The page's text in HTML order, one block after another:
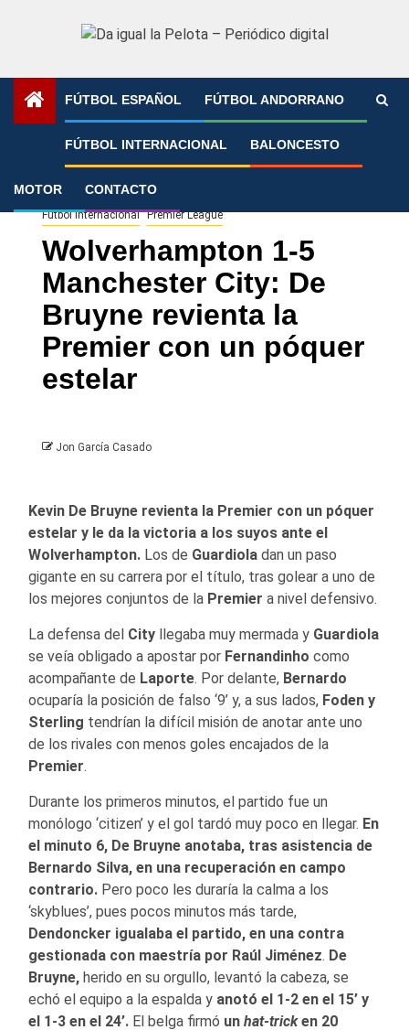
FÚTBOL ESPAÑOL FÚTBOL ANDORRANO
FÚTBOL INTERNACIONAL BALONCESTO
MOTOR CONTACTO
»
Fútbol Internacional Premier League
Wolverhampton 1-5
Manchester City: De
Bruyne revienta la
Premier con un póquer
estelar
Jon García Casado
Kevin De Bruyne revienta la Premier con un póquer
estelar y le da la victoria a los suyos ante el
Wolverhampton. Los de Guardiola dan un paso
gigante en su carrera por el título, tras golear a uno de
los mejores conjuntos de la Premier a nivel defensivo.
La defensa del City llegaba muy mermada y Guardiola
se veía obligado a apostar por Fernandinho como
acompañante de Laporte. Por delante, Bernardo
ocuparía la posición de falso ‘9’ y, a sus lados, Foden y
Sterling tendrían la difícil misión de anotar ante uno
de los rivales con menos goles encajados de la
Premier.
Durante los primeros minutos, el partido fue un
monólogo ‘citizen’ y el gol tardó muy poco en llegar. En
el minuto 6, De Bruyne anotaba, tras asistencia de
Bernardo Silva, en una recuperación en campo
contrario. Pero poco les duraría la calma a los
‘skyblues’, pues pocos minutos más tarde,
Dendoncker igualaba el partido, en una contra
gestionada con maestría por Raúl Jiménez. De
Bruyne, herido en su orgullo, levantó la cabeza, se
echó el equipo a la espalda y anotó el 1-2 en el 15’ y
el 1-3 en el 24’. El belga firmó un hat-tricken 20